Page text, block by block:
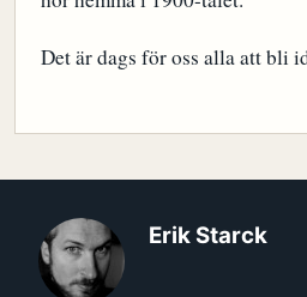
Det är dags för oss alla att bli
Erik Starck